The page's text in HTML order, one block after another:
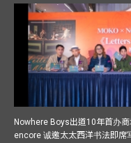
Nowhere Boys出道10年首办
encore 诚邀太太西洋书法即席